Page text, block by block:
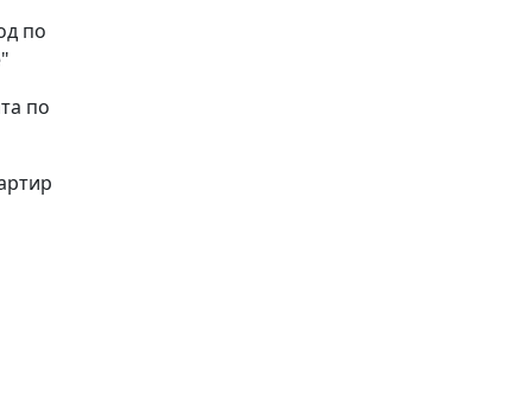
по
по